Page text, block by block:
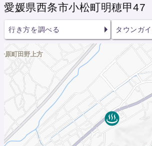
愛媛県西条市小松町明穂甲47
行き方を調べる タウンガ